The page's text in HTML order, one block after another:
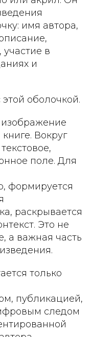
имя автора,
в
и
оболочкой.
Вокруг
поле. Для
формируется
раскрывается
Это не
а важная часть
только
публикацией,
следом